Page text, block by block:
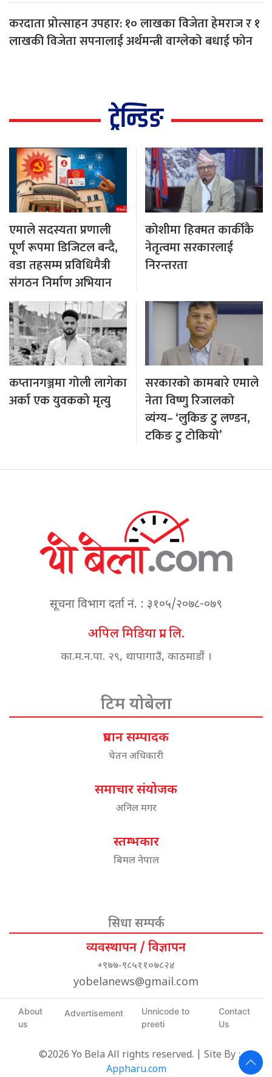
करदाता प्रोत्साहन उपहार: १० लाखका विजेता हेमराज र १
लाखकी विजेता सपनालाई अर्थमन्त्री वाग्लेको बधाई फोन
ट्रेन्डिङ
एमाले सदस्यता प्रणाली
पूर्ण रूपमा डिजिटल बन्दै,
वडा तहसम्म प्रविधिमैत्री
संगठन निर्माण अभियान
कोशीमा हिक्मत कार्कीकै
नेतृत्वमा सरकारलाई
निरन्तरता
कप्तानगञ्जमा गोली लागेका
अर्का एक युवकको मृत्यु
सरकारको कामबारे एमाले
नेता विष्णु रिजालको
व्यंग्य– ‘लुकिङ टु लण्डन,
टकिङ टु टोकियो’
सूचना विभाग दर्ता नं. : ३१०५/२०७८-०७९
अपिल मिडिया प्रा. लि.
का.म.न.पा. २९, थापागाउँ, काठमाडौं ।
टिम योबेला
प्रधान सम्पादक
चेतन अधिकारी
समाचार संयोजक
अनिल मगर
स्तम्भकार
बिमल नेपाल
सिधा सम्पर्क
व्यवस्थापन / विज्ञापन
+९७७-९८५११०७८२४
yobelanews@gmail.com
About
us
Advertisement
Unnicode to
preeti
Contact
Us
©2026 Yo Bela All rights reserved. | Site By :
Appharu.com